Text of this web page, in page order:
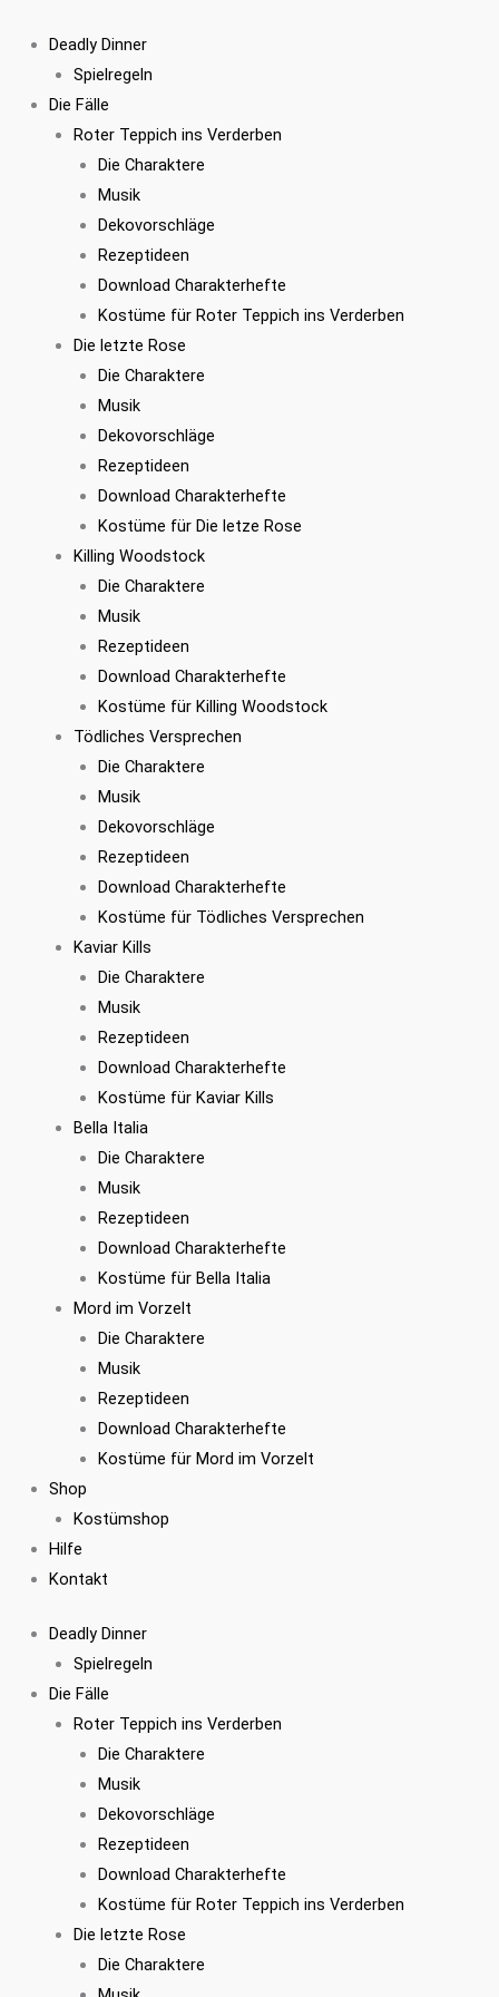
Inhalt
springen
Deadly Dinner
Spielregeln
Die Fälle
Roter Teppich ins Verderben
Die Charaktere
Musik
Dekovorschläge
Rezeptideen
Download Charakterhefte
Kostüme für Roter Teppich ins Verderben
Die letzte Rose
Die Charaktere
Musik
Dekovorschläge
Rezeptideen
Download Charakterhefte
Kostüme für Die letze Rose
Killing Woodstock
Die Charaktere
Musik
Rezeptideen
Download Charakterhefte
Kostüme für Killing Woodstock
Tödliches Versprechen
Die Charaktere
Musik
Dekovorschläge
Rezeptideen
Download Charakterhefte
Kostüme für Tödliches Versprechen
Kaviar Kills
Die Charaktere
Musik
Rezeptideen
Download Charakterhefte
Kostüme für Kaviar Kills
Bella Italia
Die Charaktere
Musik
Rezeptideen
Download Charakterhefte
Kostüme für Bella Italia
Mord im Vorzelt
Die Charaktere
Musik
Rezeptideen
Download Charakterhefte
Kostüme für Mord im Vorzelt
Shop
Kostümshop
Hilfe
Kontakt
Deadly Dinner
Spielregeln
Die Fälle
Roter Teppich ins Verderben
Die Charaktere
Musik
Dekovorschläge
Rezeptideen
Download Charakterhefte
Kostüme für Roter Teppich ins Verderben
Die letzte Rose
Die Charaktere
Oscar